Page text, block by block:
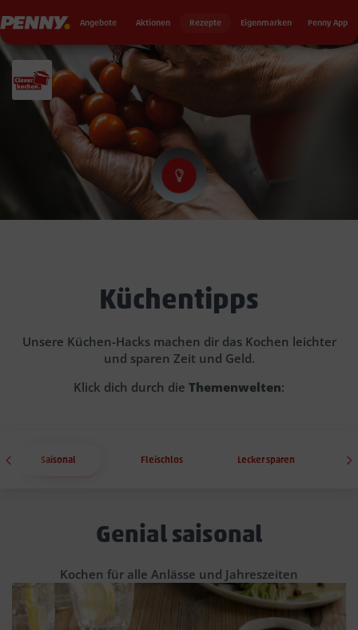
Penny Angebote Aktionen Rezepte Eigenmarken Penny App
Küchentipps
Unsere Küchen-Hacks machen dir das Kochen leichter
und sparen Zeit und Geld.
Klick dich durch die Themenwelten:
Saisonal Fleischlos Lecker sparen
Genial saisonal
Kochen für alle Anlässe und Jahreszeiten